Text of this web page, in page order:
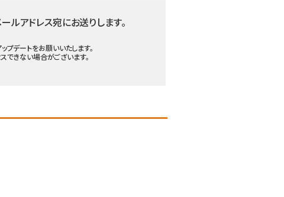
アドレス宛にお送りします。
デートをお願いいたします。
できない場合がございます。